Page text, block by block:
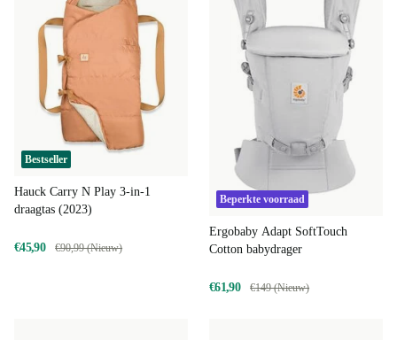
Bestseller
Hauck Carry N Play 3-in-1
draagtas (2023)
€45,90 €90,99 (Nieuw)
Beperkte voorraad
Ergobaby Adapt SoftTouch
Cotton babydrager
€61,90 €149 (Nieuw)